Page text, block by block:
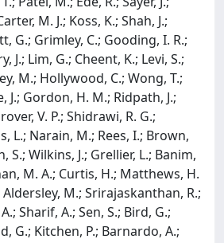
M. J.; Koss, K.; Shah, J.;
G.; Grimley, C.; Gooding, I. R.;
J.; Lim, G.; Cheent, K.; Levi, S.;
M.; Hollywood, C.; Wong, T.;
J.; Gordon, H. M.; Ridpath, J.;
V. P.; Shidrawi, R. G.;
L.; Narain, M.; Rees, I.; Brown,
S.; Wilkins, J.; Grellier, L.; Banim,
M. A.; Curtis, H.; Matthews, H.
M.; Srirajaskanthan, R.;
Sharif, A.; Sen, S.; Bird, G.;
G.; Kitchen, P.; Barnardo, A.;